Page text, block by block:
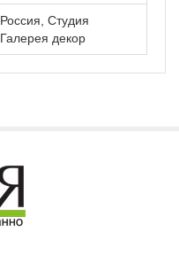
Россия, Студия
Галерея декор